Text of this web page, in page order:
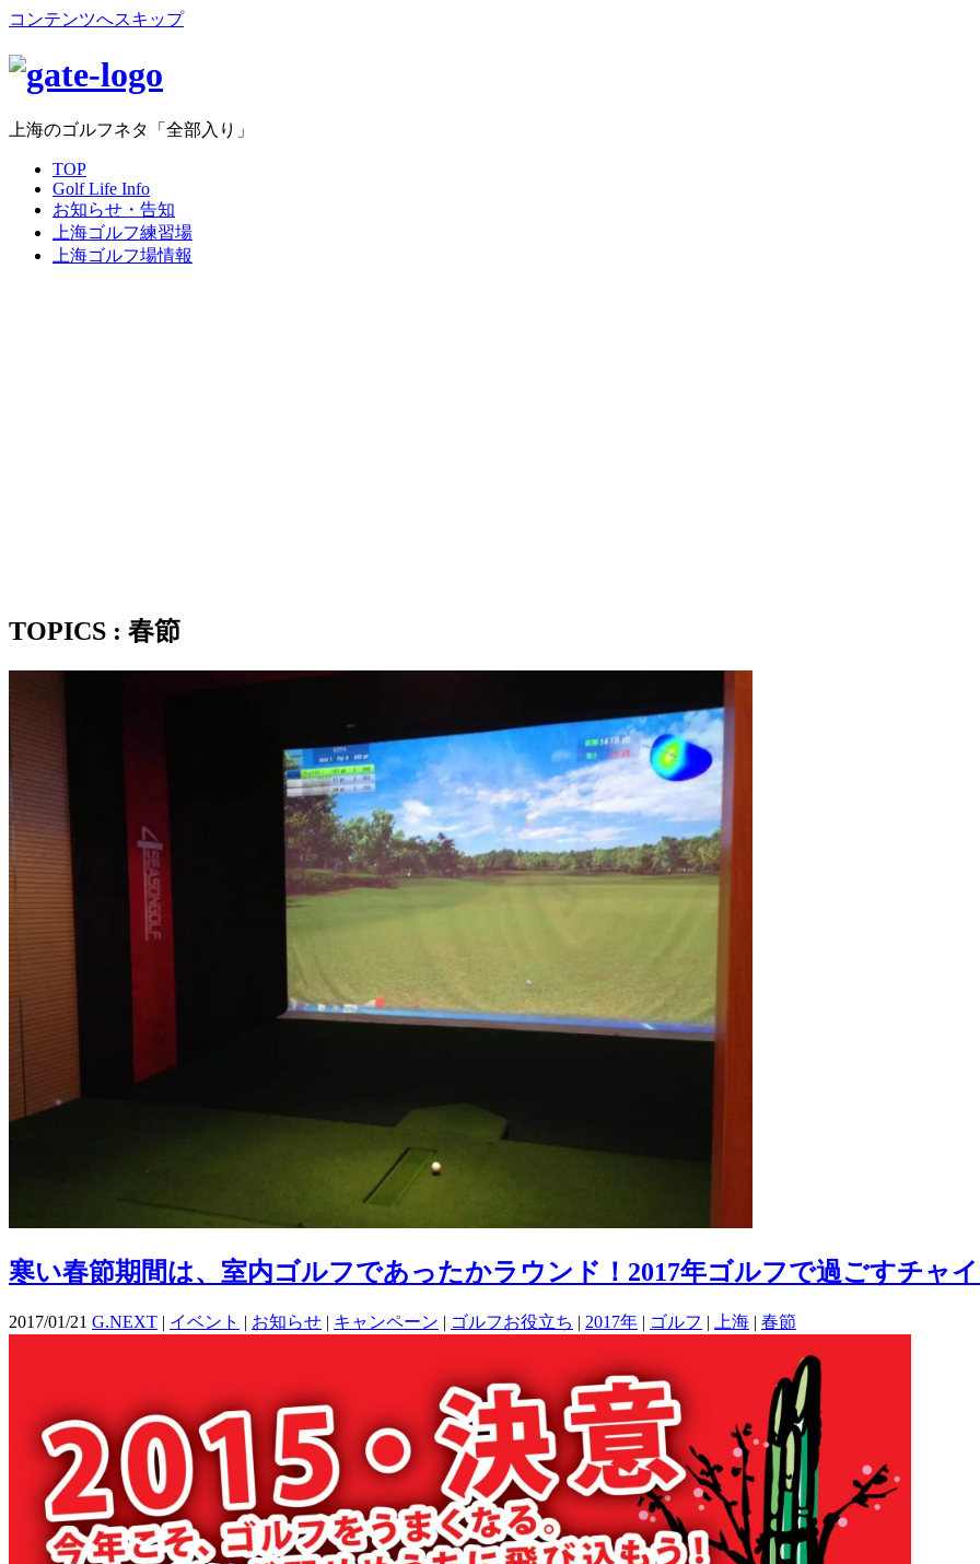
コンテンツへスキップ
上海のゴルフネタ「全部入り」
TOP
Golf Life Info
お知らせ・告知
上海ゴルフ練習場
上海ゴルフ場情報
TOPICS : 春節
寒い春節期間は、室内ゴルフであったかラウンド！2017年ゴルフで過ごすチャ
2017/01/21 G.NEXT | イベント | お知らせ | キャンペーン | ゴルフお役立ち | 2017年 | ゴルフ | 上海 | 春節